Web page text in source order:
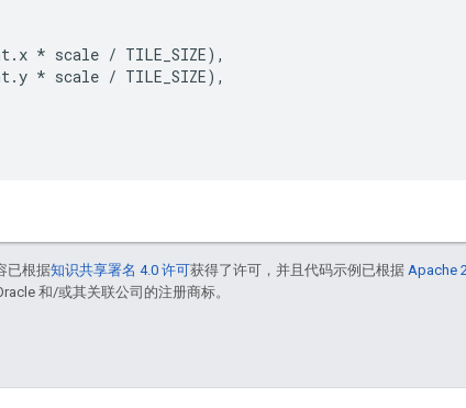
. x * scale / TILE_SIZE),
.y * scale / TILE_SIZE),
已根据知识共享署名 4.0 许可获得了许可，并且代码示例已根据 Apache
和/或其关联公司的注册商标。